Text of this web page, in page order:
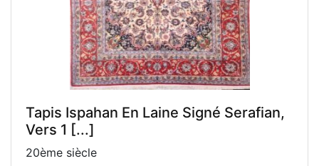
Tapis Ispahan En Laine Signé Serafian,
Vers 1 [...]
20ème siècle